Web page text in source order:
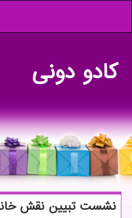
كادو دونی
نشست تبیین نقش